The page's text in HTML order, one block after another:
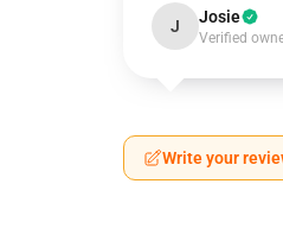
J Josie
Verified
Write your